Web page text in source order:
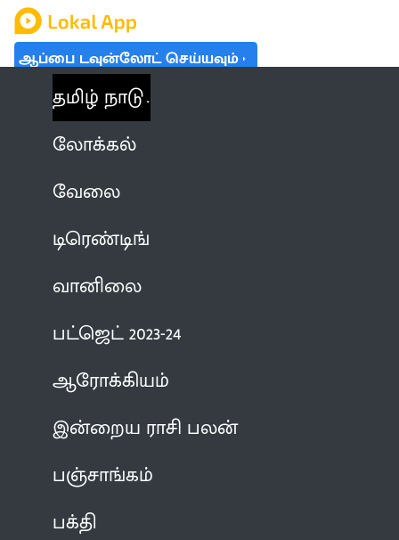
ஆப்பை டவுன்லோட் செய்யவும்
தமிழ் நாடு
லோக்கல்
வேலை
டிரெண்டிங்
வானிலை
பட்ஜெட் 2023-24
ஆரோக்கியம்
இன்றைய ராசி பலன்
பஞ்சாங்கம்
பக்தி